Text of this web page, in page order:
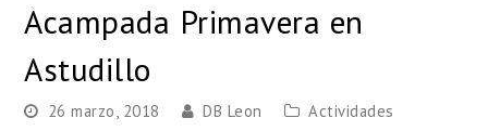
Acampada Primavera en
Astudillo
26 marzo, 2018 DB Leon
Actividades